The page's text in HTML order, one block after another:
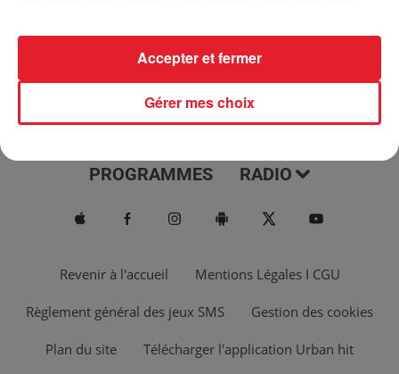
ACTUS MUSIQUES
PROGRAMMES RADIO
Revenir à l'accueil Mentions Légales I CGU
Règlement général des jeux SMS Gestion des cookies
Plan du site Télécharger l'application Urban hit
Gérer mes choix
Accepter et fermer